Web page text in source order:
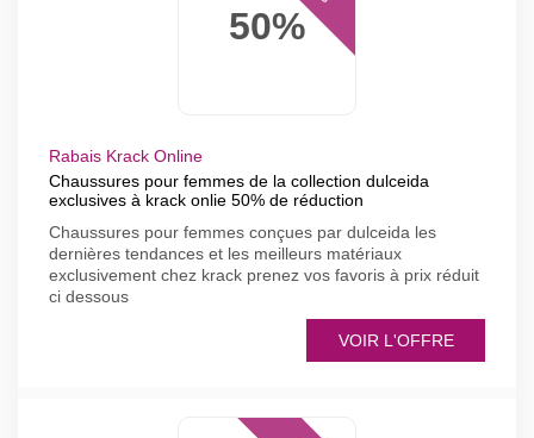
50%
Rabais Krack Online
Chaussures pour femmes de la collection dulceida
exclusives à krack onlie 50% de réduction
Chaussures pour femmes conçues par dulceida les
dernières tendances et les meilleurs matériaux
exclusivement chez krack prenez vos favoris à prix réduit
ci dessous
VOIR L'OFFRE